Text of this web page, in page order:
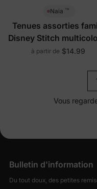
Naia ™
Tenues assorties
Disney Stitch
à partir de $14.99
Vous
Bulletin d'information
Du tout doux, des petites